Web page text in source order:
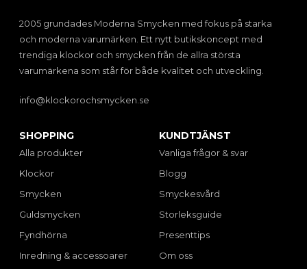
2005 grundades Moderna Smycken med fokus på starka
och moderna varumärken. Ett nytt butikskoncept med
trendiga klockor och smycken från de allra största
varumärkena som står för både kvalitet och utveckling.
info@klockorochsmycken.se
SHOPPING
Alla produkter
Klockor
Smycken
Guldsmycken
Fyndhörna
Inredning & accessoarer
KUNDTJÄNST
Vanliga frågor & svar
Blogg
Smyckesvård
Storleksguide
Presenttips
Om oss